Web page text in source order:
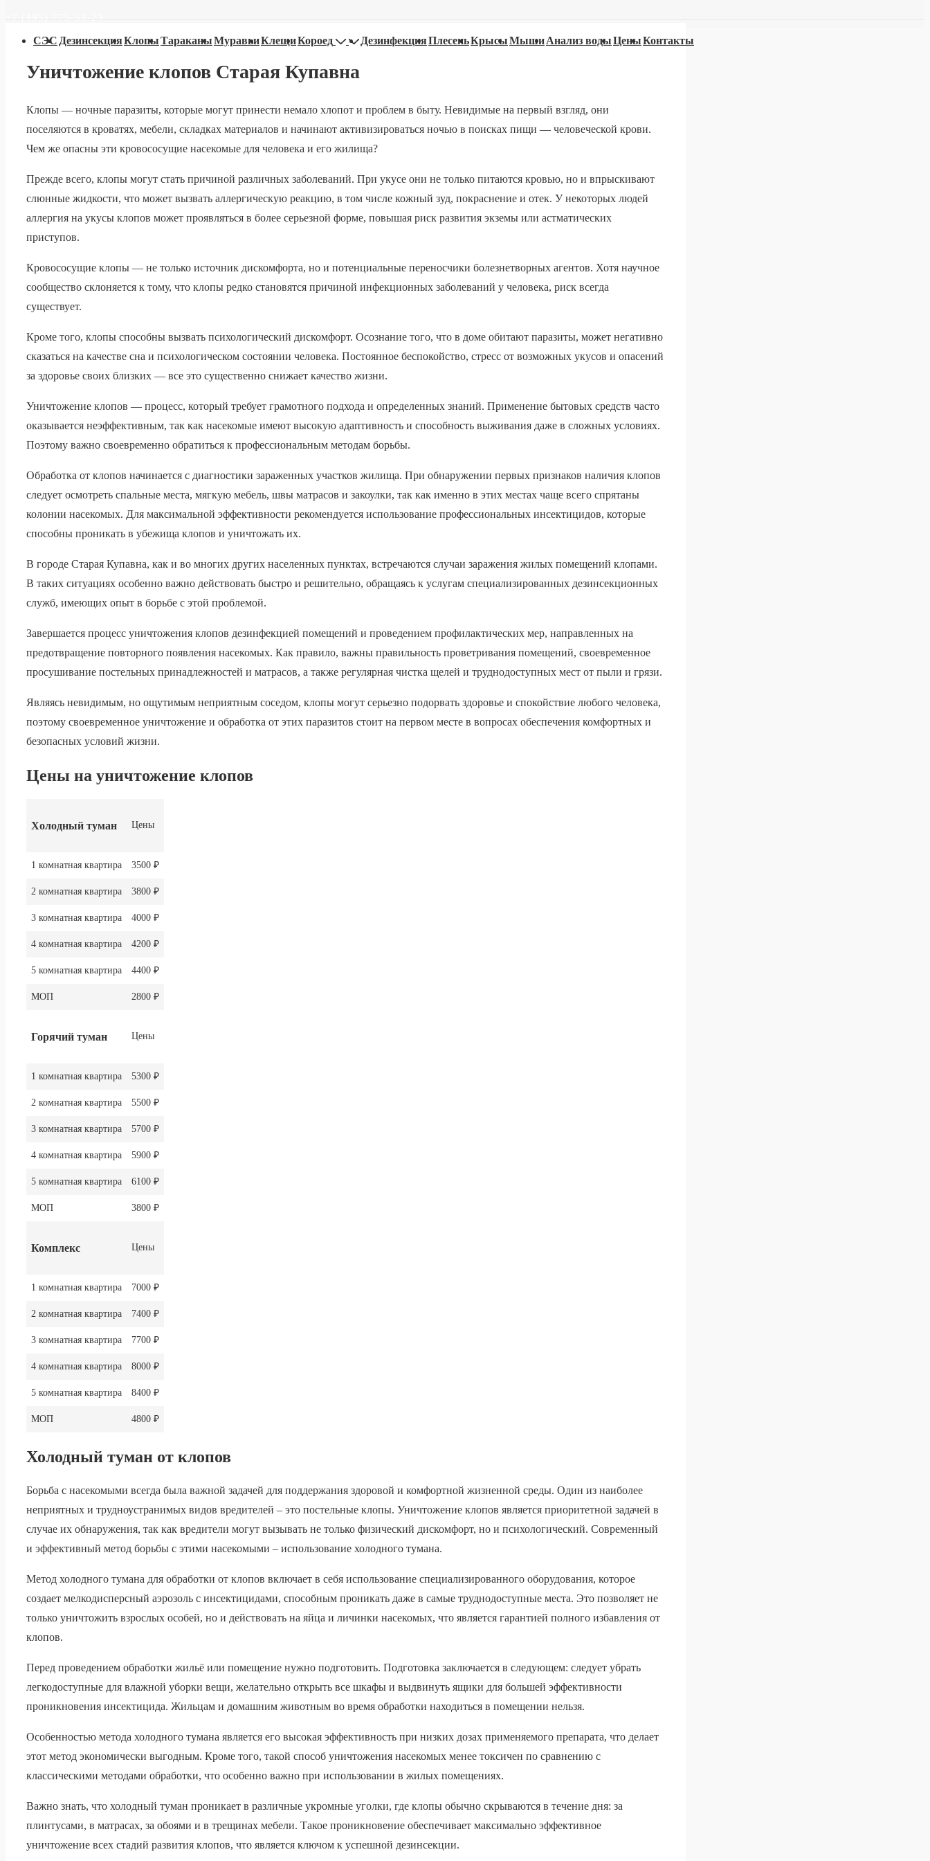
навигация
СЭС ДезинсекцияКлопыТараканыМуравьиКлещиКороед ДезинфекцияПлесеньКрысыМышиАнализ водыЦеныКонтакты
Уничтожение клопов Старая Купавна
Клопы — ночные паразиты, которые могут принести немало хлопот и проблем в быту. Невидимые на первый взгляд, они
поселяются в кроватях, мебели, складках материалов и начинают активизироваться ночью в поисках пищи — человеческой крови.
Чем же опасны эти кровососущие насекомые для человека и его жилища?
Прежде всего, клопы могут стать причиной различных заболеваний. При укусе они не только питаются кровью, но и впрыскивают
слюнные жидкости, что может вызвать аллергическую реакцию, в том числе кожный зуд, покраснение и отек. У некоторых людей
аллергия на укусы клопов может проявляться в более серьезной форме, повышая риск развития экземы или астматических
приступов.
Кровососущие клопы — не только источник дискомфорта, но и потенциальные переносчики болезнетворных агентов. Хотя научное
сообщество склоняется к тому, что клопы редко становятся причиной инфекционных заболеваний у человека, риск всегда
существует.
Кроме того, клопы способны вызвать психологический дискомфорт. Осознание того, что в доме обитают паразиты, может негативно
сказаться на качестве сна и психологическом состоянии человека. Постоянное беспокойство, стресс от возможных укусов и опасений
за здоровье своих близких — все это существенно снижает качество жизни.
Уничтожение клопов — процесс, который требует грамотного подхода и определенных знаний. Применение бытовых средств часто
оказывается неэффективным, так как насекомые имеют высокую адаптивность и способность выживания даже в сложных условиях.
Поэтому важно своевременно обратиться к профессиональным методам борьбы.
Обработка от клопов начинается с диагностики зараженных участков жилища. При обнаружении первых признаков наличия клопов
следует осмотреть спальные места, мягкую мебель, швы матрасов и закоулки, так как именно в этих местах чаще всего спрятаны
колонии насекомых. Для максимальной эффективности рекомендуется использование профессиональных инсектицидов, которые
способны проникать в убежища клопов и уничтожать их.
В городе Старая Купавна, как и во многих других населенных пунктах, встречаются случаи заражения жилых помещений клопами.
В таких ситуациях особенно важно действовать быстро и решительно, обращаясь к услугам специализированных дезинсекционных
служб, имеющих опыт в борьбе с этой проблемой.
Завершается процесс уничтожения клопов дезинфекцией помещений и проведением профилактических мер, направленных на
предотвращение повторного появления насекомых. Как правило, важны правильность проветривания помещений, своевременное
просушивание постельных принадлежностей и матрасов, а также регулярная чистка щелей и труднодоступных мест от пыли и грязи.
Являясь невидимым, но ощутимым неприятным соседом, клопы могут серьезно подорвать здоровье и спокойствие любого человека,
поэтому своевременное уничтожение и обработка от этих паразитов стоит на первом месте в вопросах обеспечения комфортных и
безопасных условий жизни.
Цены на уничтожение клопов
Холодный туман Цены
1 комнатная квартира 3500 ₽
2 комнатная квартира 3800 ₽
3 комнатная квартира 4000 ₽
4 комнатная квартира 4200 ₽
5 комнатная квартира 4400 ₽
МОП 2800 ₽
Горячий туман Цены
1 комнатная квартира 5300 ₽
2 комнатная квартира 5500 ₽
3 комнатная квартира 5700 ₽
4 комнатная квартира 5900 ₽
5 комнатная квартира 6100 ₽
МОП 3800 ₽
Комплекс Цены
1 комнатная квартира 7000 ₽
2 комнатная квартира 7400 ₽
3 комнатная квартира 7700 ₽
4 комнатная квартира 8000 ₽
5 комнатная квартира 8400 ₽
МОП 4800 ₽
Холодный туман от клопов
Борьба с насекомыми всегда была важной задачей для поддержания здоровой и комфортной жизненной среды. Один из наиболее
неприятных и трудноустранимых видов вредителей – это постельные клопы. Уничтожение клопов является приоритетной задачей в
случае их обнаружения, так как вредители могут вызывать не только физический дискомфорт, но и психологический. Современный
и эффективный метод борьбы с этими насекомыми – использование холодного тумана.
Метод холодного тумана для обработки от клопов включает в себя использование специализированного оборудования, которое
создает мелкодисперсный аэрозоль с инсектицидами, способным проникать даже в самые труднодоступные места. Это позволяет не
только уничтожить взрослых особей, но и действовать на яйца и личинки насекомых, что является гарантией полного избавления от
клопов.
Перед проведением обработки жильё или помещение нужно подготовить. Подготовка заключается в следующем: следует убрать
легкодоступные для влажной уборки вещи, желательно открыть все шкафы и выдвинуть ящики для большей эффективности
проникновения инсектицида. Жильцам и домашним животным во время обработки находиться в помещении нельзя.
Особенностью метода холодного тумана является его высокая эффективность при низких дозах применяемого препарата, что делает
этот метод экономически выгодным. Кроме того, такой способ уничтожения насекомых менее токсичен по сравнению с
классическими методами обработки, что особенно важно при использовании в жилых помещениях.
Важно знать, что холодный туман проникает в различные укромные уголки, где клопы обычно скрываются в течение дня: за
плинтусами, в матрасах, за обоями и в трещинах мебели. Такое проникновение обеспечивает максимально эффективное
уничтожение всех стадий развития клопов, что является ключом к успешной дезинсекции.